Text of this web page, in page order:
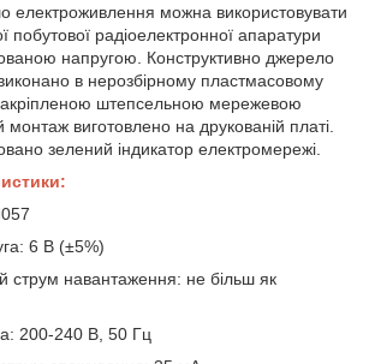
електроживлення можна використовувати
побутової радіоелектронної апаратури
напругою. Конструктивно джерело
в нерозбірному пластмасовому
штепсельною мережевою
монтаж виготовлено на друкованій платі.
зелений індикатор електромережі.
6 В (±5%)
струм навантаження: не більш як
200-240 В, 50 Гц